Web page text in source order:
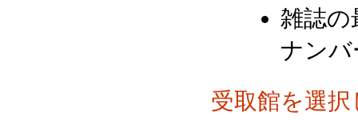
雑誌の
ナン
受取館を選